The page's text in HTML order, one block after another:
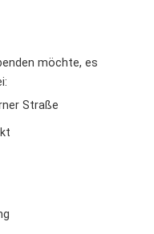
möchte, es
Straße